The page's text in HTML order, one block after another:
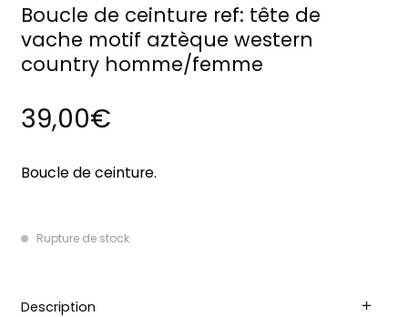
Boucle de ceinture ref: tête de
vache motif aztèque western
country homme/femme
39,00€
Boucle de ceinture.
Rupture de stock
Description